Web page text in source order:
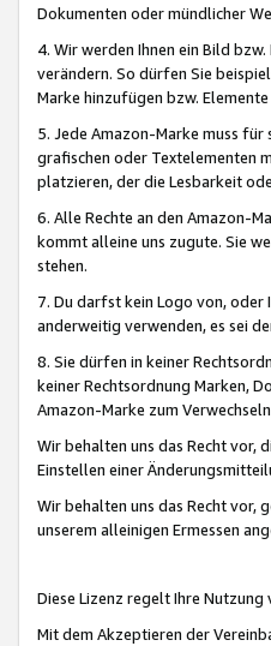
Dokumenten oder mündlicher
4. Wir werden Ihnen ein Bild
verändern. So dürfen Sie
Marke hinzufügen bzw.
5. Jede Amazon-Marke muss
grafischen oder Textelementen
platzieren, der die Lesbarkeit
6. Alle Rechte an den Amazon-
kommt alleine uns zugute. Sie
stehen.
7. Du darfst kein Logo von,
anderweitig verwenden, es sei
8. Sie dürfen in keiner
keiner Rechtsordnung Marken,
Amazon-Marke zum
Wir behalten uns das Recht vor,
Einstellen einer
Wir behalten uns das Recht vor,
unserem alleinigen Ermessen
Diese Lizenz regelt Ihre
Mit dem Akzeptieren der